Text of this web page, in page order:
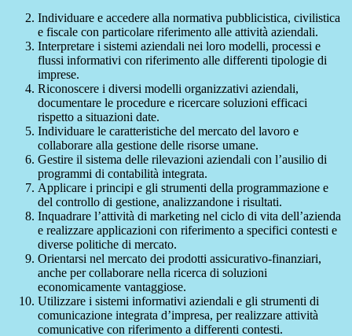
Individuare e accedere alla normativa pubblicistica, civilistica
e fiscale con particolare riferimento alle attività aziendali.
Interpretare i sistemi aziendali nei loro modelli, processi e
flussi informativi con riferimento alle differenti tipologie di
imprese.
Riconoscere i diversi modelli organizzativi aziendali,
documentare le procedure e ricercare soluzioni efficaci
rispetto a situazioni date.
Individuare le caratteristiche del mercato del lavoro e
collaborare alla gestione delle risorse umane.
Gestire il sistema delle rilevazioni aziendali con l’ausilio di
programmi di contabilità integrata.
Applicare i principi e gli strumenti della programmazione e
del controllo di gestione, analizzandone i risultati.
Inquadrare l’attività di marketing nel ciclo di vita dell’azienda
e realizzare applicazioni con riferimento a specifici contesti e
diverse politiche di mercato.
Orientarsi nel mercato dei prodotti assicurativo-finanziari,
anche per collaborare nella ricerca di soluzioni
economicamente vantaggiose.
Utilizzare i sistemi informativi aziendali e gli strumenti di
comunicazione integrata d’impresa, per realizzare attività
comunicative con riferimento a differenti contesti.